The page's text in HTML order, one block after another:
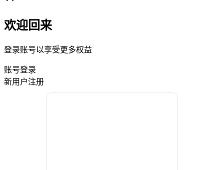
欢迎回来
登录账号以享受更多权益
账号登录
新用户注册